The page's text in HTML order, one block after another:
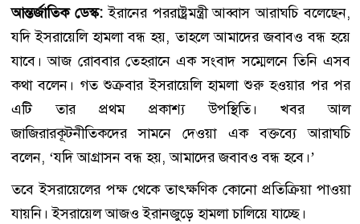
আন্তর্জাতিক ডেস্ক:ইরানের পররাষ্ট্রমন্ত্রী আব্বাস আরাঘচি বলেছেন,
যদি ইসরায়েলি হামলা বন্ধ হয়, তাহলে আমাদের জবাবও বন্ধ হয়ে
যাবে। আজ রোববার তেহরানে এক সংবাদ সম্মেলনে তিনি এসব
কথা বলেন। গত শুক্রবার ইসরায়েলি হামলা শুরু হওয়ার পর পর
এটি তার প্রথম প্রকাশ্য উপস্থিতি। খবর আল
জাজিরারকূটনীতিকদের সামনে দেওয়া এক বক্তব্যে আরাঘচি
বলেন, ‘যদি আগ্রাসন বন্ধ হয়, আমাদের জবাবও বন্ধ হবে।’
তবে ইসরায়েলের পক্ষ থেকে তাৎক্ষণিক কোনো প্রতিক্রিয়া পাওয়া
যায়নি। ইসরায়েল আজও ইরানজুড়ে হামলা চালিয়ে যাচ্ছে।